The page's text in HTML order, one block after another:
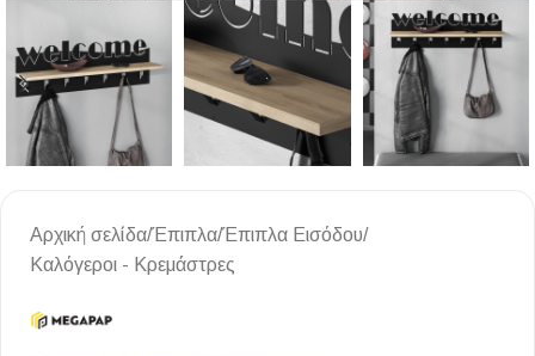
Αρχική σελίδα/Έπιπλα/Έπιπλα Εισόδου/
Καλόγεροι - Κρεμάστρες